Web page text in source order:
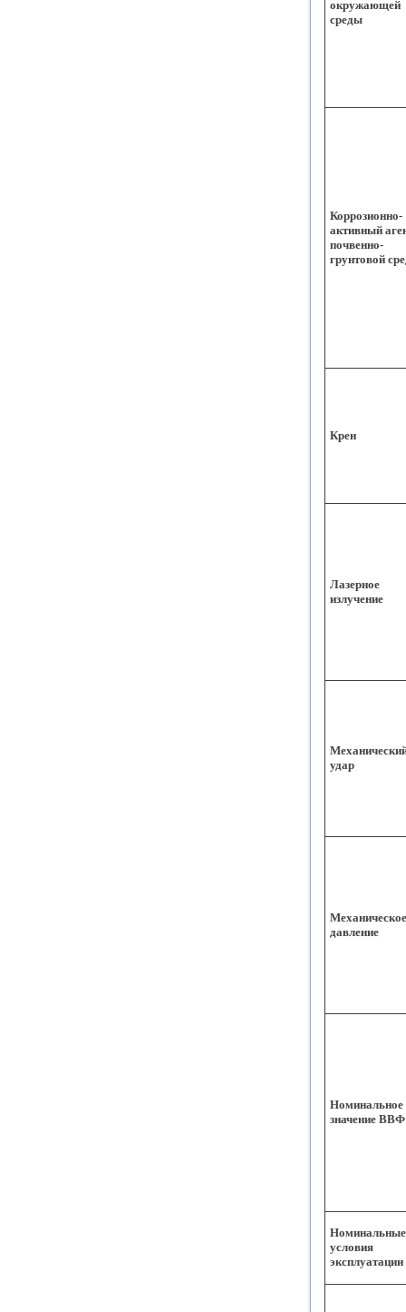
окружающей
среды
Коррозионно-
активный
почвенно-
грунтовой
Крен
Лазерное
излучение
удар
Механическое
давление
Номинальное
значение ВВФ
Номинальные
условия
эксплуатации